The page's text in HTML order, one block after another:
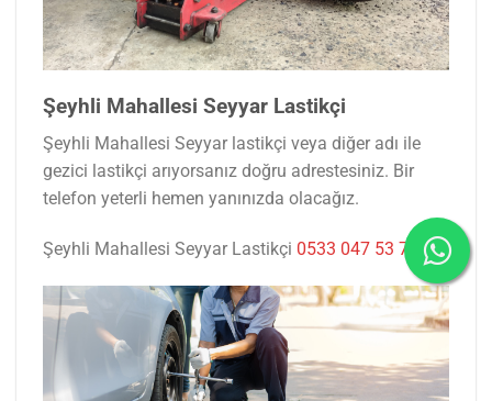
Şeyhli Mahallesi Seyyar Lastikçi
Şeyhli Mahallesi Seyyar lastikçi veya diğer adı ile
gezici lastikçi arıyorsanız doğru adrestesiniz. Bir
telefon yeterli hemen yanınızda olacağız.
Şeyhli Mahallesi Seyyar Lastikçi 0533 047 53 77